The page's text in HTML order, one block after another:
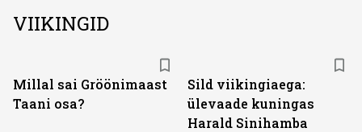
VIIKINGID
Millal sai Gröönimaast
Taani osa?
Sild viikingiaega:
ülevaade kuningas
Harald Sinihamba